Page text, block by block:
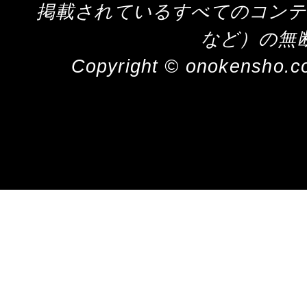
掲載されているすべてのコン
など）の無
Copyright ©